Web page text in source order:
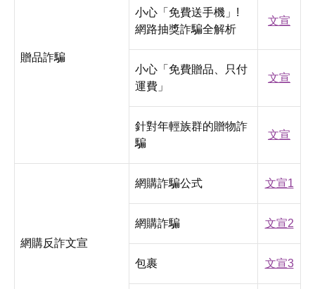
贈品詐騙
小心「免費送手機」!
網路抽獎詐騙全解析
文宣
小心「免費贈品、只付
運費」
文宣
針對年輕族群的贈物詐
騙
文宣
網購反詐文宣
網購詐騙公式 文宣1
網購詐騙 文宣2
包裹 文宣3